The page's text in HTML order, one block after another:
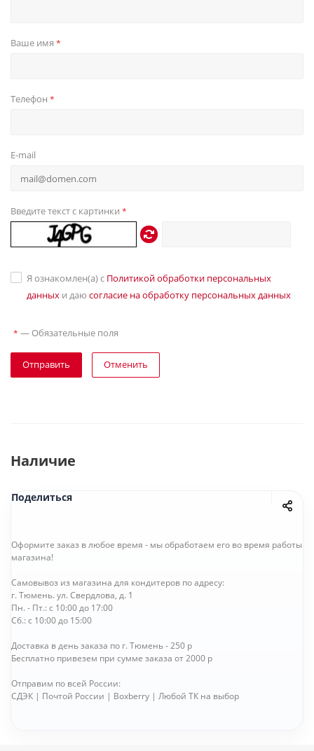
Ваше имя *
Телефон *
E-mail
Введите текст с картинки *
Я ознакомлен(а) с Политикой обработки персональных
данных и даю согласие на обработку персональных данных
* — Обязательные поля
Отправить Отменить
Наличие
Поделиться
Оформите заказ в любое время - мы обработаем его во время работы
магазина!
Самовывоз из магазина для кондитеров по адресу:
г. Тюмень. ул. Свердлова, д. 1
Пн. - Пт.: с 10:00 до 17:00
Сб.: с 10:00 до 15:00
Доставка в день заказа по г. Тюмень - 250 р
Бесплатно привезем при сумме заказа от 2000 р
Отправим по всей России:
СДЭК | Почтой России | Boxberry | Любой ТК на выбор